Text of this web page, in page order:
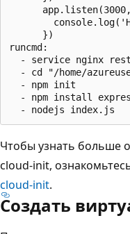
      })
runcmd:
- service nginx
- cd "/home/
  - npm init
- npm install
Чтобы узнать больше
cloud-init,
cloud-init.
Создать